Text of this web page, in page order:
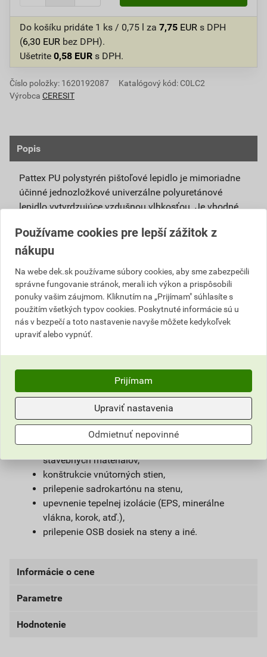
Do košíku pridáte 1 ks / 0,75 l za 7,75 EUR s DPH
(6,30 EUR bez DPH).
Ušetrite 0,58 EUR s DPH.
Číslo položky: 1620192087
Katalógový kód: C0LC2
Výrobca CERESIT
Popis
Pattex PU polystyrén pištoľové lepidlo je mimoriadne
účinné jednozložkové univerzálne polyuretánové
lepidlo vytvrdzujúce vzdušnou vlhkosťou. Je vhodné
dosiek, parapetov, sadrokartónu, minerálnej vlny, korku
a pod. stavebných materiálov. Rýchlo a ľahko sa
je vodeodolné. Oblasť použitia: Má vynikajúcu
priľnavosť na väčšinu stavebných materiálov, ako je
drevo, betón, kameň, kov a pod.
Lepenie muriva a pórobetónu,
lepenie a izolácie strešných prvkov (nenahrádza
mechanické upevnenie),
lepenie schodiskových nášľapov,
vnútorné a vonkajšie lepenie bežných
stavebných materiálov,
konštrukcie vnútorných stien,
prilepenie sadrokartónu na stenu,
upevnenie tepelnej izolácie (EPS, minerálne
vlákna, korok, atď.),
prilepenie OSB dosiek na steny a iné.
Informácie o cene
Aktuálna predajná cena po zľave 22% z cenníkovej
Parametre
balenie
Hodnotenie
Používame cookies pre lepší zážitok z
nákupu
Na webe dek.sk používame súbory cookies, aby sme zabezpečili
správne fungovanie stránok, merali ich výkon a prispôsobili
ponuky vašim záujmom. Kliknutím na „Prijímam" súhlasíte s
použitím všetkých typov cookies. Poskytnuté informácie sú u
nás v bezpečí a toto nastavenie navyše môžete kedykoľvek
upraviť alebo vypnúť.
Prijímam
Upraviť nastavenia
Odmietnuť nepovinné